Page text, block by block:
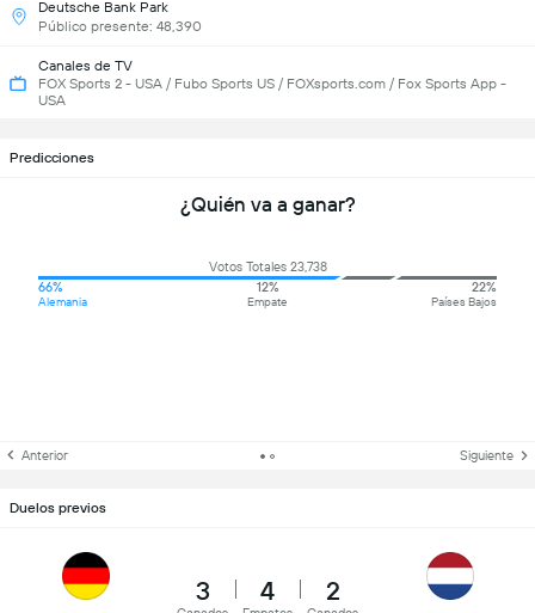
Deutsche Bank Park
Público presente: 48,390
Canales de TV
FOX Sports 2 - USA / Fubo Sports US / FOXsports.com / Fox Sports App -
USA
Predicciones
¿Quién va a ganar?
Votos Totales 23,738
66%
Alemania
12%
Empate
22%
Países Bajos
Anterior Siguiente
Duelos previos
3 4 2